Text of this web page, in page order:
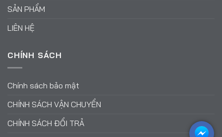
SẢN PHẨM
LIÊN HỆ
CHÍNH SÁCH
Chính sách bảo mật
CHÍNH SÁCH VẬN CHUYỂN
CHÍNH SÁCH ĐỔI TRẢ